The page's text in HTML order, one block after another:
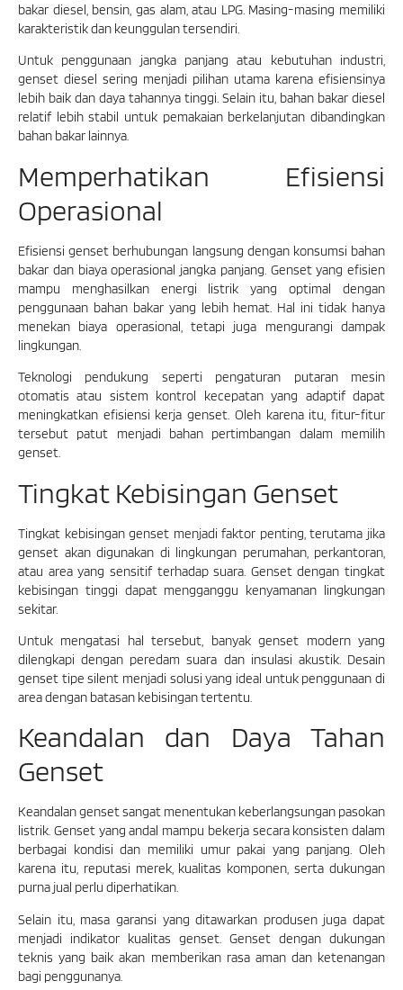
bakar diesel, bensin, gas alam, atau LPG. Masing-masing memiliki
karakteristik dan keunggulan tersendiri.
Untuk penggunaan jangka panjang atau kebutuhan industri,
genset diesel sering menjadi pilihan utama karena efisiensinya
lebih baik dan daya tahannya tinggi. Selain itu, bahan bakar diesel
relatif lebih stabil untuk pemakaian berkelanjutan dibandingkan
bahan bakar lainnya.
Memperhatikan Efisiensi
Operasional
Efisiensi genset berhubungan langsung dengan konsumsi bahan
bakar dan biaya operasional jangka panjang. Genset yang efisien
mampu menghasilkan energi listrik yang optimal dengan
penggunaan bahan bakar yang lebih hemat. Hal ini tidak hanya
menekan biaya operasional, tetapi juga mengurangi dampak
lingkungan.
Teknologi pendukung seperti pengaturan putaran mesin
otomatis atau sistem kontrol kecepatan yang adaptif dapat
meningkatkan efisiensi kerja genset. Oleh karena itu, fitur-fitur
tersebut patut menjadi bahan pertimbangan dalam memilih
genset.
Tingkat Kebisingan Genset
Tingkat kebisingan genset menjadi faktor penting, terutama jika
genset akan digunakan di lingkungan perumahan, perkantoran,
atau area yang sensitif terhadap suara. Genset dengan tingkat
kebisingan tinggi dapat mengganggu kenyamanan lingkungan
sekitar.
Untuk mengatasi hal tersebut, banyak genset modern yang
dilengkapi dengan peredam suara dan insulasi akustik. Desain
genset tipe silent menjadi solusi yang ideal untuk penggunaan di
area dengan batasan kebisingan tertentu.
Keandalan dan Daya Tahan
Genset
Keandalan genset sangat menentukan keberlangsungan pasokan
listrik. Genset yang andal mampu bekerja secara konsisten dalam
berbagai kondisi dan memiliki umur pakai yang panjang. Oleh
karena itu, reputasi merek, kualitas komponen, serta dukungan
purna jual perlu diperhatikan.
Selain itu, masa garansi yang ditawarkan produsen juga dapat
menjadi indikator kualitas genset. Genset dengan dukungan
teknis yang baik akan memberikan rasa aman dan ketenangan
bagi penggunanya.